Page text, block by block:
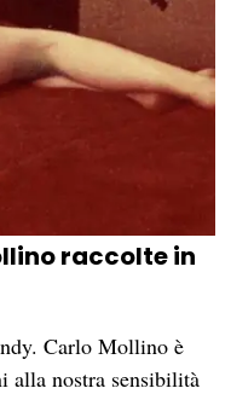
raccolte in
Carlo Mollino è
alla nostra sensibilità